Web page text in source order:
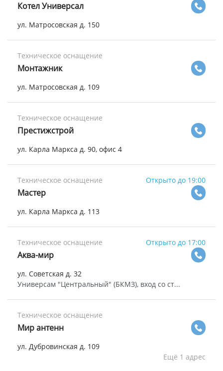
Котел Универсал
ул. Матросовская д. 150
Техническое оснащение
Монтажник
ул. Матросовская д. 109
Техническое оснащение
Престижстрой
ул. Карла Маркса д. 90, офис 4
Техническое оснащение Открыто до 19:00
Мастер
ул. Карла Маркса д. 113
Техническое оснащение Открыто до 17:00
Аква-мир
ул. Советская д. 32
Универсам "Центральный" (БКМЗ), вход со ст...
Техническое оснащение
Мир антенн
ул. Дубровинская д. 109
Ещё 1 адрес